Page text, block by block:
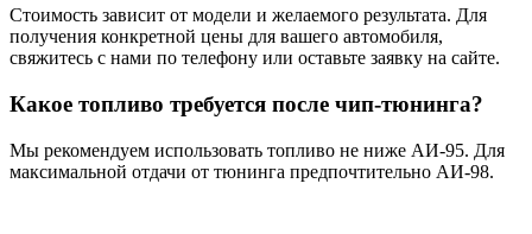
Стоимость зависит от модели и желаемого результата. Для
получения конкретной цены для вашего автомобиля,
свяжитесь с нами по телефону или оставьте заявку на сайте.
Какое топливо требуется после чип-тюнинга?
Мы рекомендуем использовать топливо не ниже АИ-95. Для
максимальной отдачи от тюнинга предпочтительно АИ-98.